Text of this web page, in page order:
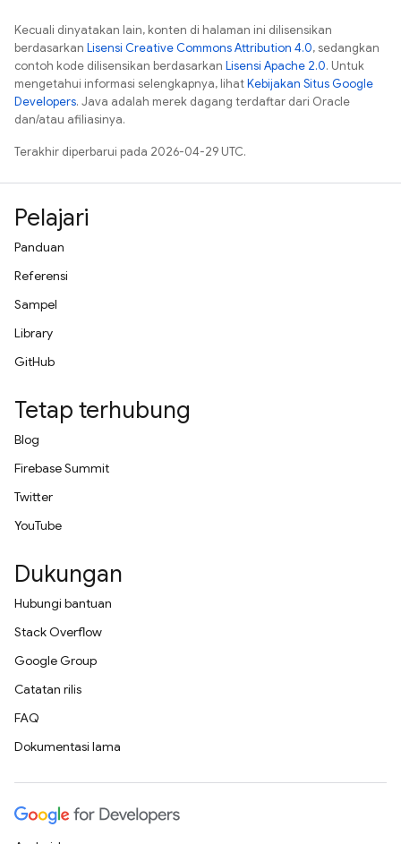
Kecuali dinyatakan lain, konten di halaman ini dilisensikan
berdasarkan Lisensi Creative Commons Attribution 4.0, sedangkan
contoh kode dilisensikan berdasarkan Lisensi Apache 2.0. Untuk
mengetahui informasi selengkapnya, lihatKebijakan Situs Google
Developers. Java adalah merek dagang terdaftar dari Oracle
dan/atau afiliasinya.
Terakhir diperbarui pada 2026-04-29 UTC.
Pelajari
Panduan
Referensi
Sampel
Library
GitHub
Tetap terhubung
Blog
Firebase Summit
Twitter
YouTube
Dukungan
Hubungi bantuan
Stack Overflow
Google Group
Catatan rilis
FAQ
Dokumentasi lama